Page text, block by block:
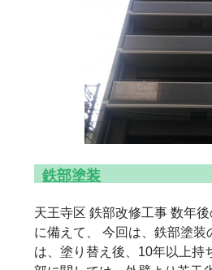
鉄部塗装
天王寺区 鉄部改修工事 数年
に備えて、 今回は、鉄部塗装
は、塗り替え後、10年以上持